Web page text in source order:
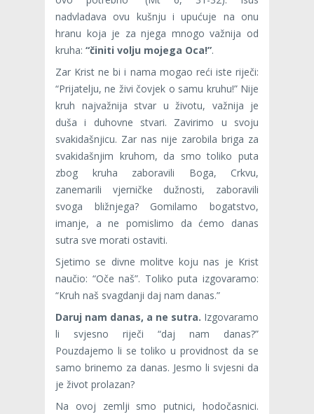
nadvladava ovu kušnju i upućuje na onu
hranu koja je za nje­ga mnogo važnija od
kruha: “činiti volju mojega Oca!”.
Zar Krist ne bi i nama mogao reći iste riječi:
“Prijatelju, ne živi čovjek o samu kruhu!” Nije
kruh najvažnija stvar u životu, važnija je
duša i duhovne stvari. Zavirimo u svoju
svakidašnjicu. Zar nas nije zarobila briga za
svakidašnjim kruhom, da smo toliko puta
zbog kruha zaboravili Boga, Crkvu,
zanemarili vjerničke dužnosti, zaboravili
svoga bližnjega? Gomilamo bogatstvo,
imanje, a ne pomislimo da ćemo danas
sutra sve morati ostaviti.
Sjetimo se divne molitve koju nas je Krist
naučio: “Oče naš”. Toliko puta izgovaramo:
“Kruh naš svagda­nji daj nam danas.”
Daruj nam danas, a ne sutra. Izgovaramo
li svjesno riječi “daj nam da­nas?”
Pouzdajemo li se toliko u providnost da se
samo brinemo za danas. Jesmo li svjesni da
je ži­vot prolazan?
Na ovoj zemlji smo putnici, hodočasnici.